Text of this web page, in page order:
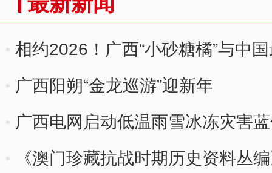
相约2026！广西“小砂糖橘”与中
逢”
广西阳朔“金龙巡游”迎新年
广西电网启动低温雨雪冰冻灾害
供应
《澳门珍藏抗战时期历史资料丛